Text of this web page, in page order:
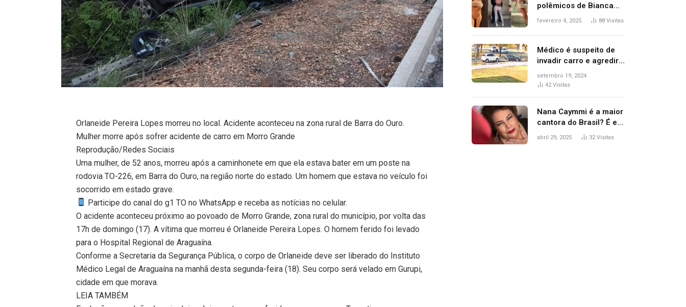
Orlaneide Pereira Lopes morreu no local. Acidente aconteceu na zona rural de Barra do Ouro.
Mulher morre após sofrer acidente de carro em Morro Grande
Reprodução/Redes Sociais
Uma mulher, de 52 anos, morreu após a caminhonete em que ela estava bater em um poste na
rodovia TO-226, em Barra do Ouro, na região norte do estado. Um homem que estava no veículo foi
socorrido em estado grave.
Participe do canal do g1 TO no WhatsApp e receba as notícias no celular.
O acidente aconteceu próximo ao povoado de Morro Grande, zona rural do município, por volta das
17h de domingo (17). A vítima que morreu é Orlaneide Pereira Lopes. O homem ferido foi levado
para o Hospital Regional de Araguaína.
Conforme a Secretaria da Segurança Pública, o corpo de Orlaneide deve ser liberado do Instituto
Médico Legal de Araguaína na manhã desta segunda-feira (18). Seu corpo será velado em Gurupi,
cidade em que morava.
LEIA TAMBÉM
polêmicos de Bianca
Censori, esposa de
Grammy 2025
fevereiro 4, 2025 88 Visitas
Médico é suspeito de
invadir carro e agredir
delegado aposentado
durante confusão no
setembro 19, 2024
42Visitas
Nana Caymmi é a maior
cantora do Brasil? É e
não é…
abril 29, 2025 32Visitas